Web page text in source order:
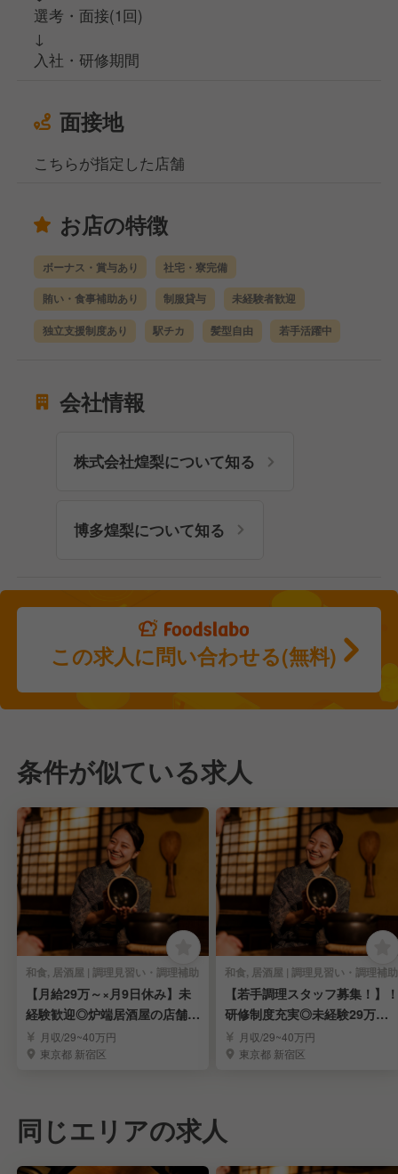
選考・面接(1回)
↓
入社・研修期間
面接地
こちらが指定した店舗
お店の特徴
ボーナス・賞与あり 社宅・寮完備
賄い・食事補助あり 制服貸与 未経験者歓迎
独立支援制度あり 駅チカ 髪型自由 若手活躍中
会社情報
株式会社煌梨について知る
博多煌梨について知る
この求人に問い合わせる(無料)
条件が似ている求人
和食, 居酒屋 | 調理見習い・調理補助
【月給29万～×月9日休み】未
経験歓迎◎炉端居酒屋の店舗ス
タッフ募集！
月収/29~40万円
東京都 新宿区
和食, 居酒屋 | 調理見習い・調理補助
【若手調理スタッフ募集！】！
研修制度充実◎未経験29万円
＊月9休み
月収/29~40万円
東京都 新宿区
同じエリアの求人